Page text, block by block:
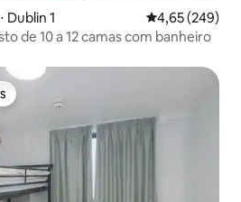
Dublin 1 4,65 de uma
4,65 (249)
de 10 a 12 camas com banheiro